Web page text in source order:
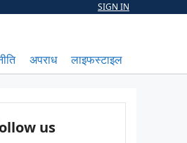
SIGN IN
अपराध लाइफस्टाइल
us